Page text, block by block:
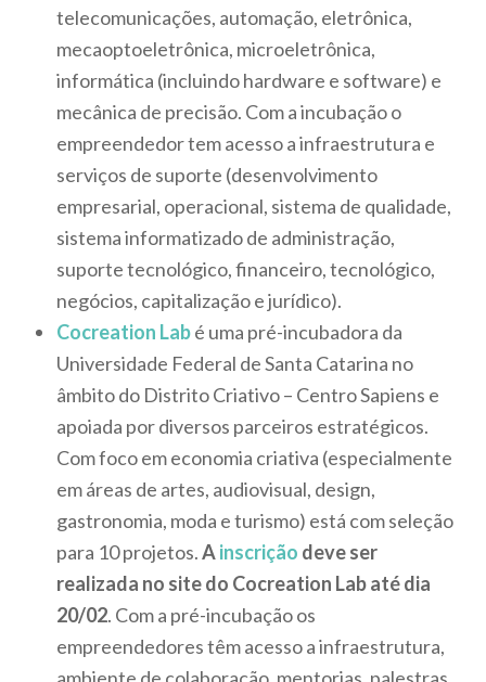
telecomunicações, automação, eletrônica,
mecaoptoeletrônica, microeletrônica,
informática (incluindo hardware e software) e
mecânica de precisão. Com a incubação o
empreendedor tem acesso a infraestrutura e
serviços de suporte (desenvolvimento
empresarial, operacional, sistema de qualidade,
sistema informatizado de administração,
suporte tecnológico, financeiro, tecnológico,
negócios, capitalização e jurídico).
Cocreation Labé uma pré-incubadora da
Universidade Federal de Santa Catarina no
âmbito do Distrito Criativo – Centro Sapiens e
apoiada por diversos parceiros estratégicos.
Com foco em economia criativa (especialmente
em áreas de artes, audiovisual, design,
gastronomia, moda e turismo) está com seleção
para 10 projetos.Ainscrição deve ser
realizada no site do Cocreation Lab até dia
20/02. Com a pré-incubação os
empreendedores têm acesso a infraestrutura,